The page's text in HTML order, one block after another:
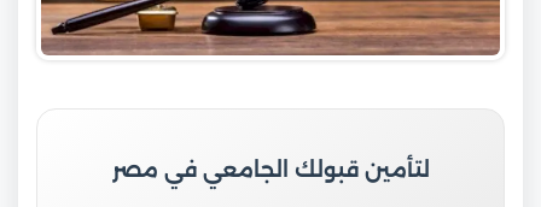
لتأمين قبولك الجامعي في مصر